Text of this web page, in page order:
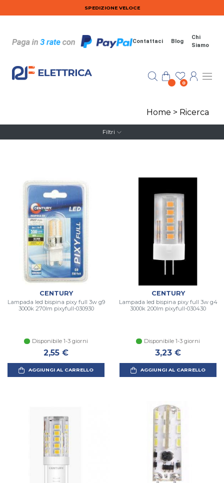
Salta al contenuto principaleSPEDIZIONE VELOCE
Contattaci Blog
Chi
Siamo
0
Home > Ricerca
Filtri
CENTURY
Lampada led bispina pixy full 3w g9
3000k 270lm pixyfull-030930
Disponibile 1-3 giorni
2,55 €
AGGIUNGI AL CARRELLO
CENTURY
Lampada led bispina pixy full 3w g4
3000k 200lm pixyfull-030430
Disponibile 1-3 giorni
3,23 €
AGGIUNGI AL CARRELLO